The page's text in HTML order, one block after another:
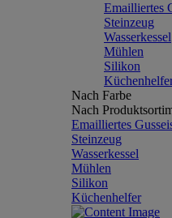
Emailliertes
Steinzeug
Wasserkessel
Mühlen
Silikon
Nach Farbe
Nach
Emailliertes
Steinzeug
Wasserkessel
Mühlen
Silikon
Küchenhelfer